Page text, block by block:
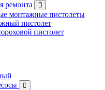
ремонта
монтажные пистолеты
пистолет
пистолет